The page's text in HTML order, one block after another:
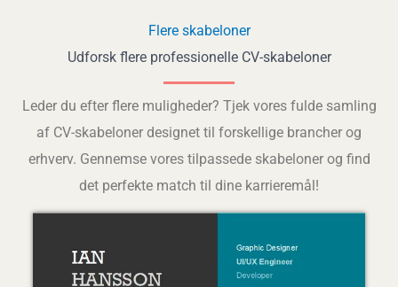
Flere skabeloner
Udforsk flere professionelle CV-skabeloner
Leder du efter flere muligheder? Tjek vores fulde samling
af CV-skabeloner designet til forskellige brancher og
erhverv. Gennemse vores tilpassede skabeloner og find
det perfekte match til dine karrieremål!